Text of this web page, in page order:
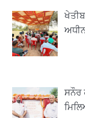
ਸਨੌਰ